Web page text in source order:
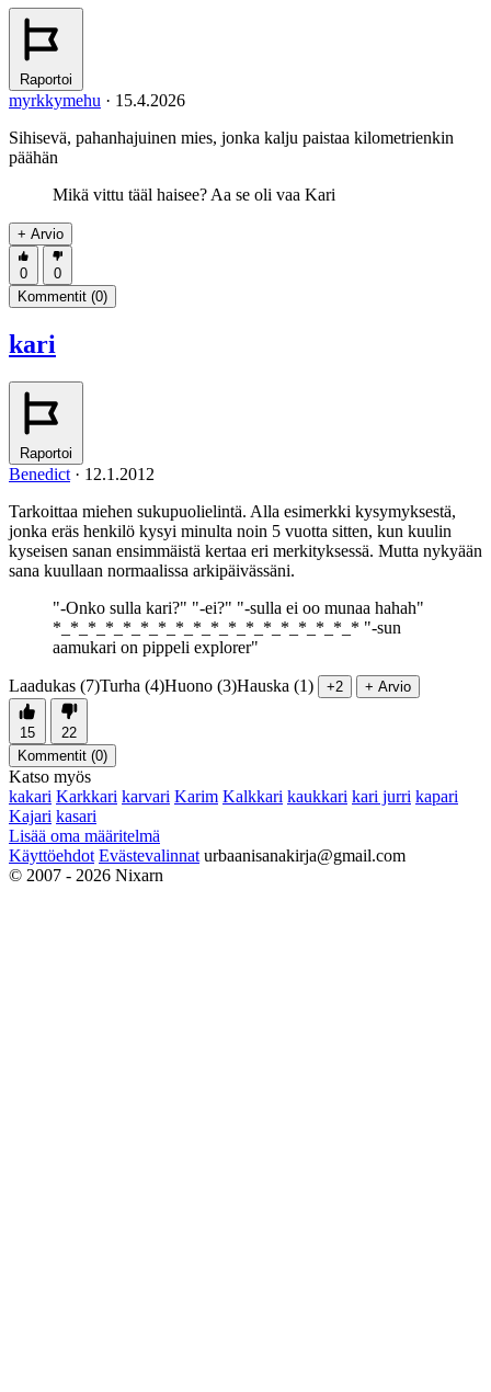
Raportoi
myrkkymehu · 15.4.2026
Sihisevä, pahanhajuinen mies, jonka kalju paistaa kilometrienkin
päähän
Mikä vittu tääl haisee? Aa se oli vaa Kari
+ Arvio
0
0
Kommentit (0)
kari
Raportoi
Benedict · 12.1.2012
Tarkoittaa miehen sukupuolielintä. Alla esimerkki kysymyksestä,
jonka eräs henkilö kysyi minulta noin 5 vuotta sitten, kun kuulin
kyseisen sanan ensimmäistä kertaa eri merkityksessä. Mutta nykyään
sana kuullaan normaalissa arkipäivässäni.
"-Onko sulla kari?" "-ei?" "-sulla ei oo munaa hahah"
*_*_*_*_*_*_*_*_*_*_*_*_*_*_*_*_*_* "-sun
aamukari on pippeli explorer"
Laadukas (7)Turha (4)Huono (3)Hauska (1) +2 + Arvio
15
22
Kommentit (0)
Katso myös
kakari Karkkari karvari Karim Kalkkari kaukkari kari jurri kapari
Kajari kasari
Lisää oma määritelmä
Käyttöehdot Evästevalinnat urbaanisanakirja@gmail.com
© 2007 - 2026 Nixarn